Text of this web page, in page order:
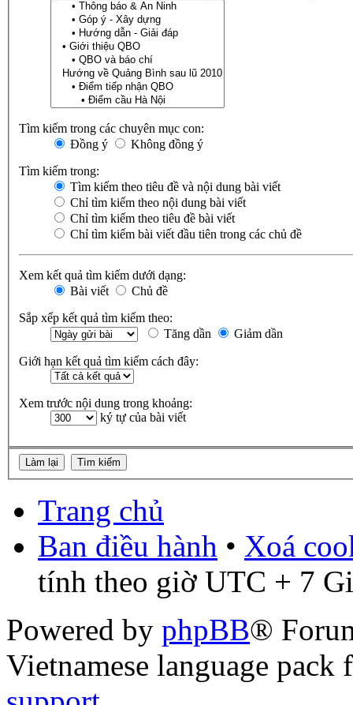
Tìm kiếm trong các chuyên mục con:
Đồng ý
Không đồng ý
Tìm kiếm trong:
Tìm kiếm theo tiêu đề và nội dung bài viết
Chỉ tìm kiếm theo nội dung bài viết
Chỉ tìm kiếm theo tiêu đề bài viết
Chỉ tìm kiếm bài viết đầu tiên trong các chủ đề
Xem kết quả tìm kiếm dưới dạng:
Bài viết
Chủ đề
Sắp xếp kết quả tìm kiếm theo:
Tăng dần
Giảm dần
Giới hạn kết quả tìm kiếm cách đây:
Xem trước nội dung trong khoảng:
ký tự của bài viết
Trang chủ
Ban điều hành • Xoá
tính theo giờ UTC + 7
Powered by phpBB®
Vietnamese language